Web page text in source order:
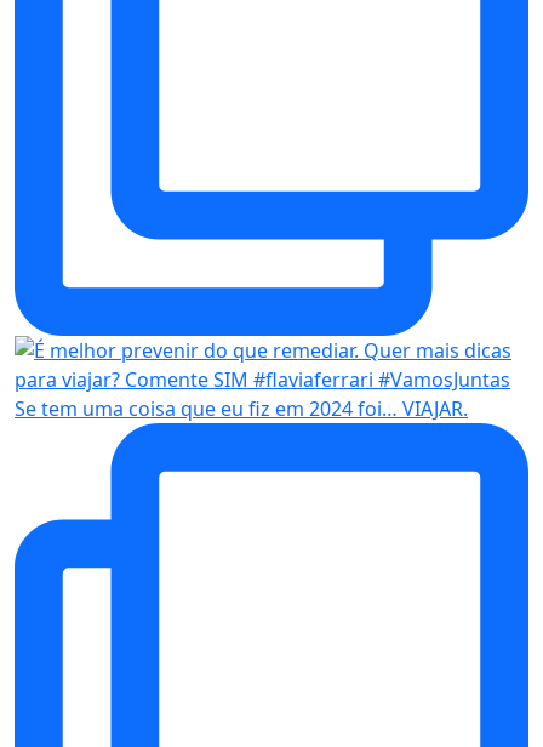
Se tem uma coisa que eu fiz em 2024 foi… VIAJAR.